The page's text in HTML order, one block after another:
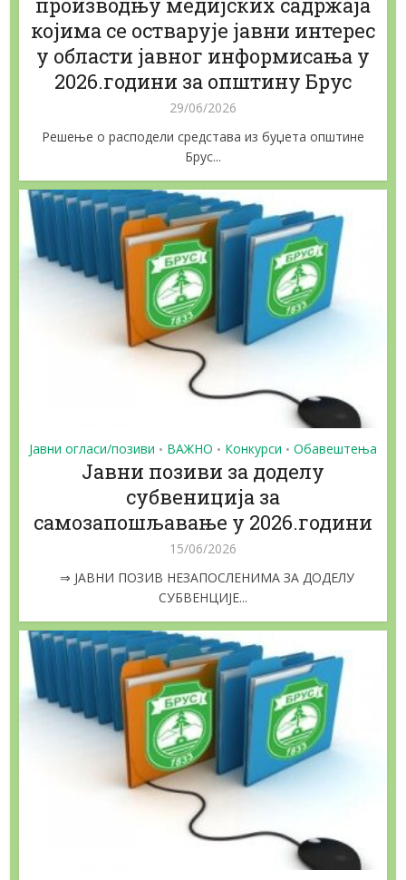
којима се остварује јавни интерес
у области јавног информисања у
2026.години за општину Брус
29/06/2026
Решење о расподели средстава из буџета општине
Брус...
Јавни огласи/позиви • ВАЖНО • Конкурси • Обавештења
Jaвни позиви за доделу
субвениција за
самозапошљавање у 2026.години
15/06/2026
⇒ ЈАВНИ ПОЗИВ НЕЗАПОСЛЕНИМА ЗА ДОДЕЛУ
СУБВЕНЦИЈЕ...